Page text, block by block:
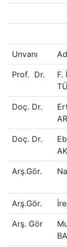
Unvanı
Prof. Dr.
F.
Doç. Dr.
Doç. Dr.
Arş.Gör.
Arş.Gör.
Arş. Gör